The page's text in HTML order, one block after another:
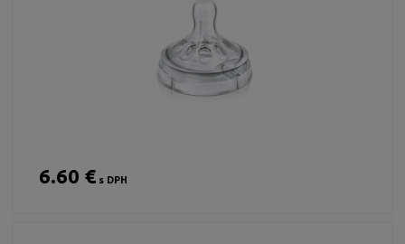
6.60 €s DPH